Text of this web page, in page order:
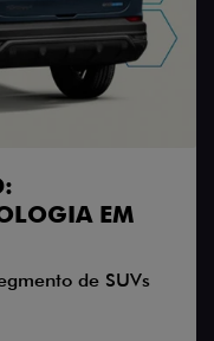
EM
de SUVs